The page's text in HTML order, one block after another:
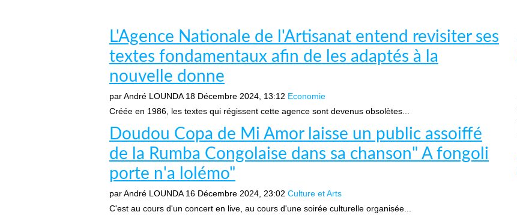
L'Agence Nationale de l'Artisanat entend revisiter ses
textes fondamentaux afin de les adaptés à la
nouvelle donne
par André LOUNDA 18 Décembre 2024, 13:12 Economie
Créée en 1986, les textes qui régissent cette agence sont devenus obsolètes...
Doudou Copa de Mi Amor laisse un public assoiffé
de la Rumba Congolaise dans sa chanson" A fongoli
porte n'a lolémo"
par André LOUNDA 16 Décembre 2024, 23:02 Culture et Arts
C'est au cours d'un concert en live, au cours d'une soirée culturelle organisée...